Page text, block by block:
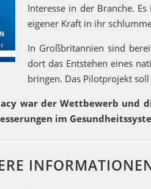
Interesse in der Branche.
eigener Kraft in ihr
In Großbritannien sind
dort das Entstehen eines
bringen. Das Pilotprojekt
war der Wettbewerb und
im